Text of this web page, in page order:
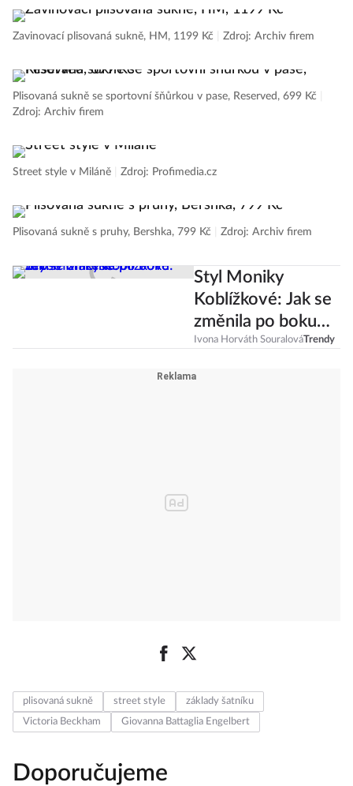
Zavinovací plisovaná sukně, HM, 1199 Kč Zdroj: Archiv firem
Plisovaná sukně se sportovní šňůrkou v pase, Reserved, 699 Kč
Zdroj: Archiv firem
Street style v Miláně Zdroj: Profimedia.cz
Plisovaná sukně s pruhy, Bershka, 799 Kč Zdroj: Archiv firem
Styl Moniky
Koblížkové: Jak se
změnila po boku
Leoše Mareše?
Ivona Horváth SouralováTrendy
plisovaná sukně street style
základy šatníku
Victoria Beckham
Giovanna Battaglia Engelbert
Doporučujeme